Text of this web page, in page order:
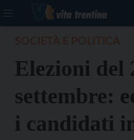
Elezioni del
settembre:
i candidati